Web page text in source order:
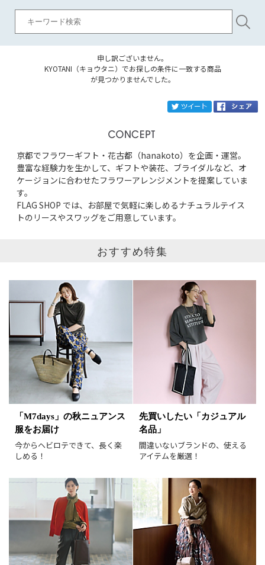
申し訳ございません。
KYOTANI（キョウタニ）でお探しの条件に一致する商品
が見つかりませんでした。
サイズ
掲載雑誌
価格 円～
すべて
新着
予約品
ラスト1
在庫あり
表示形式 画像小 画像大
表示件数 30件 60件 90件
並び順 おすすめ順
人気順
価格が高い順
値下げ実施日順
レビュー件数順
レビュー高評価順
カラー（複数選択可）
京都でフラワーギフト・花古都（hanakoto）を企画・運営。
豊富な経験力を生かして、ギフトや装花、ブライダルなど、オ
ケージョンに合わせたフラワーアレンジメントを提案していま
す。
FLAG SHOP では、お部屋で気軽に楽しめるナチュラルテイス
トのリースやスワッグをご用意しています。
おすすめ特集
「M7days」の秋ニュアンス
服をお届け
今からヘビロテできて、長く楽
しめる！
先買いしたい「カジュアル
名品」
間違いないブランドの、使える
アイテムを厳選！